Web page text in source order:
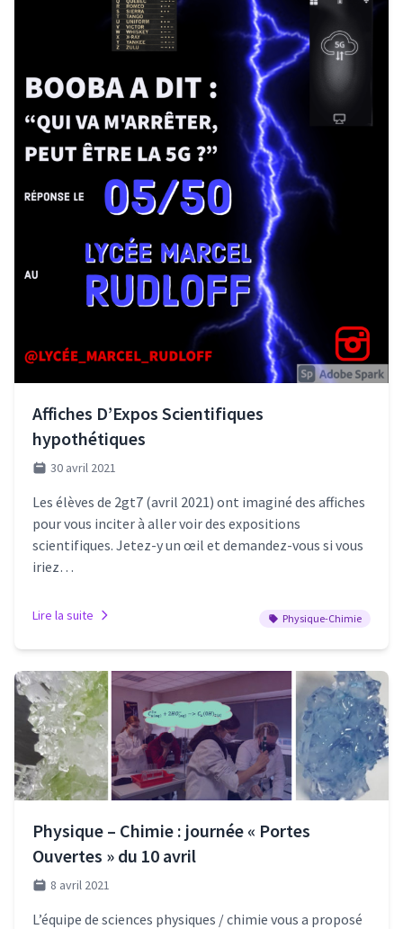
Affiches D’Expos Scientifiques
hypothétiques
30 avril 2021
Les élèves de 2gt7 (avril 2021) ont imaginé des affiches
pour vous inciter à aller voir des expositions
scientifiques. Jetez-y un œil et demandez-vous si vous
iriez…
Lire la suite Physique-Chimie
Physique – Chimie : journée « Portes
Ouvertes » du 10 avril
8 avril 2021
L’équipe de sciences physiques / chimie vous a proposé